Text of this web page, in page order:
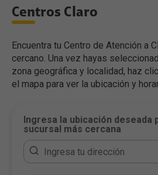
Centros Claro
Encuentra tu Centro de Atención a
cercano. Una vez hayas
zona geográfica y localidad, haz
el mapa para ver la ubicación y
Ingresa la ubicación deseada
sucursal más cercana